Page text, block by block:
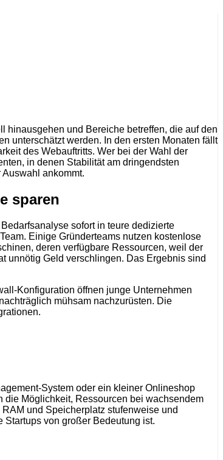
hinausgehen und Bereiche betreffen, die auf den
unterschätzt werden. In den ersten Monaten fällt
des Webauftritts. Wer bei der Wahl der
in denen Stabilität am dringendsten
ankommt.
sparen
sofort in teure dedizierte
Einige Gründerteams nutzen kostenlose
deren verfügbare Ressourcen, weil der
unnötig Geld verschlingen. Das Ergebnis sind
Konfiguration öffnen junge Unternehmen
mühsam nachzurüsten. Die
System oder ein kleiner Onlineshop
die Möglichkeit, Ressourcen bei wachsendem
und Speicherplatz stufenweise und
von großer Bedeutung ist.